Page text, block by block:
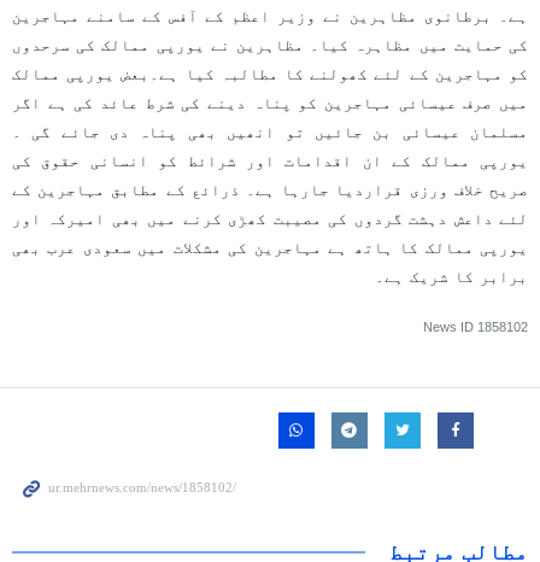
ہے۔ برطانوی مظاہرین نے وزیر اعظم کے آفس کے سامنے مہاجرین
کی حمایت میں مظاہرہ کیا۔ مظاہرین نے یورپی ممالک کی سرحدوں
کو مہاجرین کے لئے کھولنے کا مطالبہ کیا ہے۔بعض یورپی ممالک
میں صرف عیسائی مہاجرین کو پناہ دینے کی شرط عائد کی ہے اگر
مسلمان عیسائی بن جائیں تو انھیں بھی پناہ دی جائے گی ۔
یورپی ممالک کے ان اقدامات اور شرائط کو انسانی حقوق کی
صریح خلاف ورزی قراردیا جارہا ہے۔ ذرائع کے مطابق مہاجرین کے
لئے داعش دہشت گردوں کی مصیبت کھڑی کرنے میں بھی امیرکہ اور
یورپی ممالک کا ہاتھ ہے مہاجرین کی مشکلات میں سعودی عرب بھی
برابر کا شریک ہے۔
News ID 1858102
مطالب مرتبط